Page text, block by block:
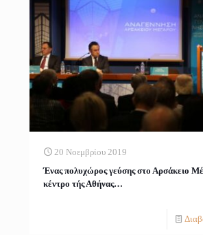
20 Νοεμβρίου 2019
Ένας πολυχώρος γεύσης στο Αρσάκειο
κέντρο τής Αθήνας…